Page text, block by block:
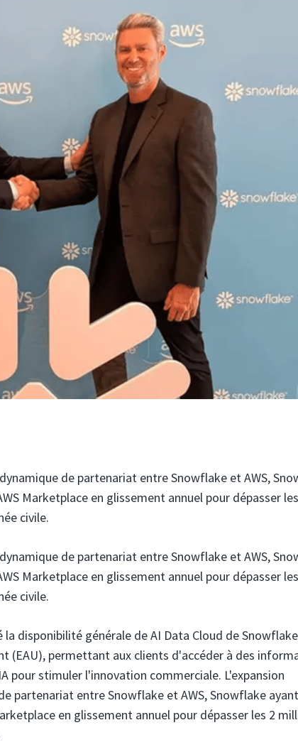
de partenariat entre Snowflake et AWS,
Marketplace en glissement annuel pour dépasser
civile.
de partenariat entre Snowflake et AWS,
Marketplace en glissement annuel pour dépasser
civile.
la disponibilité générale de AI Data Cloud de
(EAU), permettant aux clients d'accéder à des
pour stimuler l'innovation commerciale. L'expansion
partenariat entre Snowflake et AWS, Snowflake ayant
en glissement annuel pour dépasser les 2